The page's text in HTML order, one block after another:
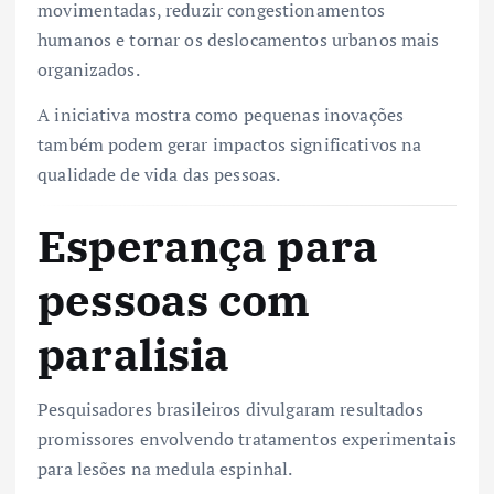
movimentadas, reduzir congestionamentos
humanos e tornar os deslocamentos urbanos mais
organizados.
A iniciativa mostra como pequenas inovações
também podem gerar impactos significativos na
qualidade de vida das pessoas.
Esperança para
pessoas com
paralisia
Pesquisadores brasileiros divulgaram resultados
promissores envolvendo tratamentos experimentais
para lesões na medula espinhal.